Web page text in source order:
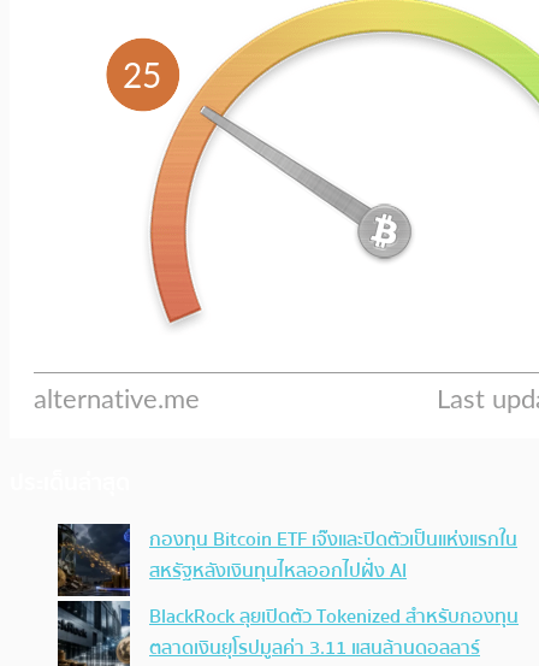
กองทุน Bitcoin ETF เจ๊งและปิดตัวเป็นแห่งแรกใน
สหรัฐหลังเงินทุนไหลออกไปฝั่ง AI
BlackRock ลุยเปิดตัว Tokenized สำหรับกองทุน
ตลาดเงินยุโรปมูลค่า 3.11 แสนล้านดอลลาร์